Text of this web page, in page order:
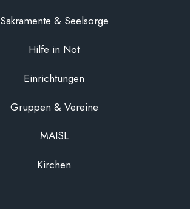
Sakramente & Seelsorge
Hilfe in Not
Einrichtungen
Gruppen & Vereine
MAISL
Kirchen